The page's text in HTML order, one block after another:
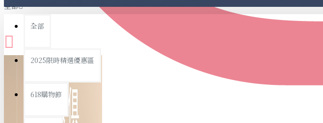
文具收納
書寫用品
衛浴用品
全部
全部
2025限時精選優惠區
618購物節